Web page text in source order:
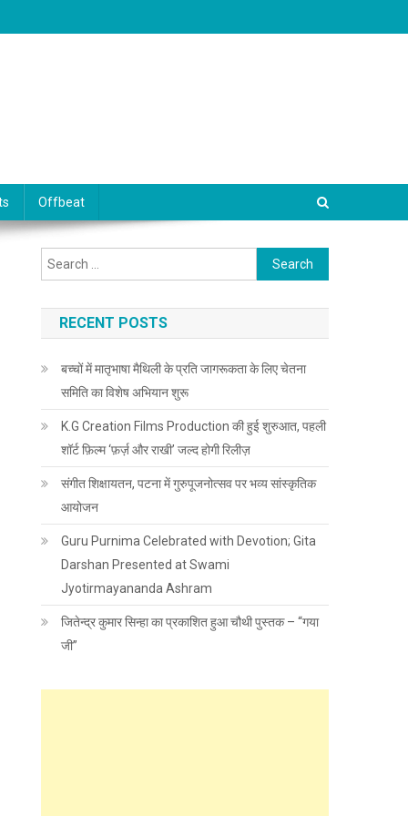
Offbeat
Search for:
RECENT POSTS
बच्चों में मातृभाषा मैथिली के प्रति जागरूकता के लिए चेतना
समिति का विशेष अभियान शुरू
K.G Creation Films Production की हुई शुरुआत, पहली
शॉर्ट फ़िल्म ‘फ़र्ज़ और राखी’ जल्द होगी रिलीज़
संगीत शिक्षायतन, पटना में गुरुपूजनोत्सव पर भव्य सांस्कृतिक
आयोजन
Guru Purnima Celebrated with Devotion; Gita
Darshan Presented at Swami
Jyotirmayananda Ashram
जितेन्द्र कुमार सिन्हा का प्रकाशित हुआ चौथी पुस्तक – “गया
जी”